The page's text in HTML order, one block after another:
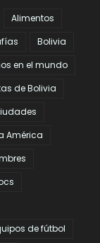
Alimentos
Bolivia
en el mundo
de Bolivia
América
de fútbol